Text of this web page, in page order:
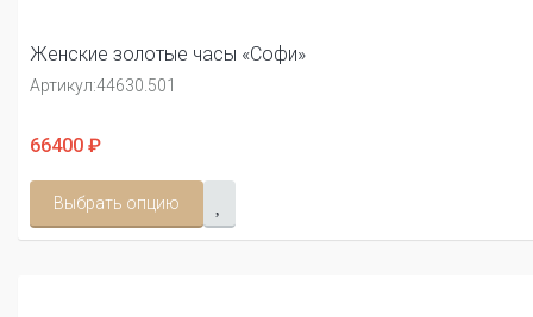
Женские золотые часы «Софи»
Артикул:44630.501
66400 ₽
Выбрать опцию